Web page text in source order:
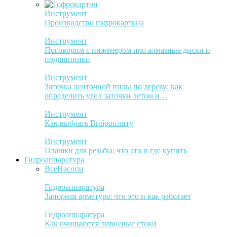
Инструмент
Производство гофрокартона
Инструмент
Поговорим с инженером про алмазные диски и
подшипники
Инструмент
Заточка ленточной пилы по дереву: как
определить угол заточки летом и…
Инструмент
Как выбрать Виброплиту
Инструмент
Плашки для резьбы: что это и где купить
Гидроаппаратура
ВсеНасосы
Гидроаппаратура
Запорная арматура: что это и как работает
Гидроаппаратура
Как очищаются ливневые стоки